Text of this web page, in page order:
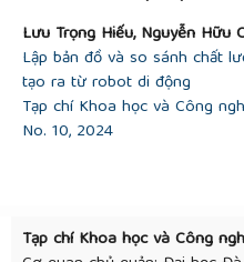
336-361, 2015.
[15]Xie, W. Nozawa,
“Do environmental,
improve corporate
Business Strategy
risk management”,
vol. 8, pp. 1-17, 2017.
Lưu Trọng Hiếu, Nguyễn Hữu
Lập bản đồ và so sánh chất
tạo ra từ robot di động
Tạp chí Khoa học và Công
No. 10, 2024
Tạp chí Khoa học và Công